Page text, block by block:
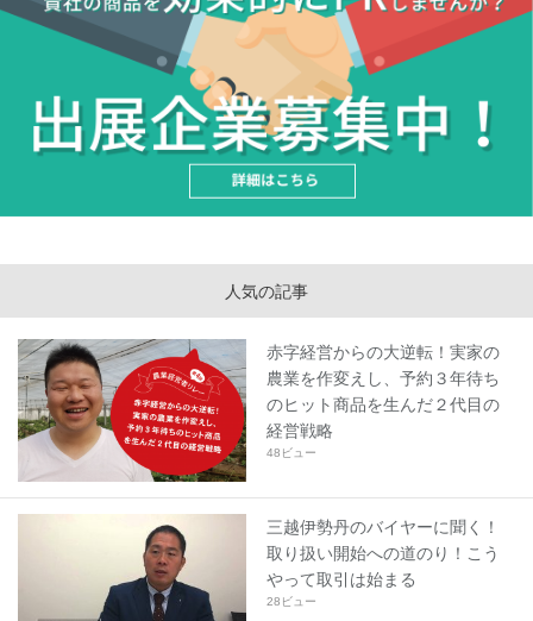
人気の記事
赤字経営からの大逆転！実家の
農業を作変えし、予約３年待ち
のヒット商品を生んだ２代目の
経営戦略
48ビュー
三越伊勢丹のバイヤーに聞く！
取り扱い開始への道のり！こう
やって取引は始まる
28ビュー